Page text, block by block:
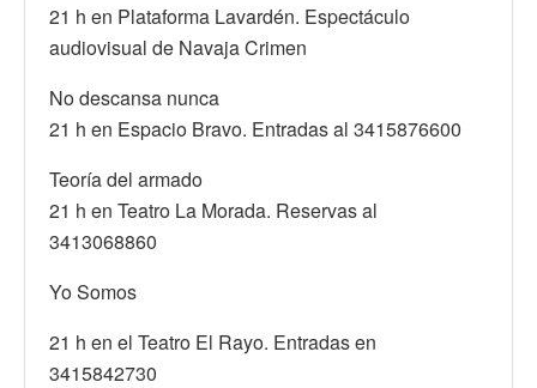
21 h en Plataforma Lavardén. Espectáculo
audiovisual de Navaja Crimen
No descansa nunca
21 h en Espacio Bravo. Entradas al 3415876600
Teoría del armado
21 h en Teatro La Morada. Reservas al
3413068860
Yo Somos
21 h en el Teatro El Rayo. Entradas en
3415842730